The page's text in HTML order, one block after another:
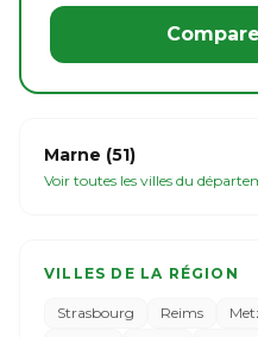
Marne (51)
Voir toutes les villes du
VILLES DE LA RÉGION
Strasbourg Reims